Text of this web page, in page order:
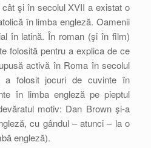
şi în secolul XVII a existat o
în limba engleză. Oamenii
în latină. În roman (şi în film)
folosită pentru a explica de ce
activă în Roma în secolul
a folosit jocuri de cuvinte în
în limba engleză pe pieptul
motiv: Dan Brown şi-a
cu gândul – atunci – la o
engleză).